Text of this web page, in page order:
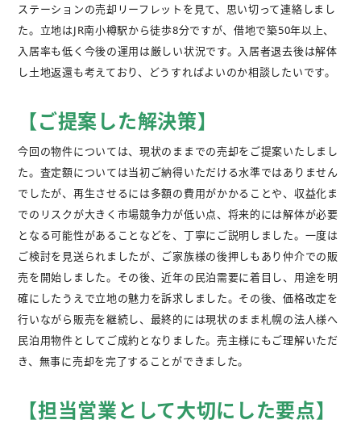
ステーションの売却リーフレットを見て、思い切って連絡しまし
た。立地はJR南小樽駅から徒歩8分ですが、借地で築50年以上、
入居率も低く今後の運用は厳しい状況です。入居者退去後は解体
し土地返還も考えており、どうすればよいのか相談したいです。
【ご提案した解決策】
今回の物件については、現状のままでの売却をご提案いたしまし
た。査定額については当初ご納得いただける水準ではありません
でしたが、再生させるには多額の費用がかかることや、収益化ま
でのリスクが大きく市場競争力が低い点、将来的には解体が必要
となる可能性があることなどを、丁寧にご説明しました。一度は
ご検討を見送られましたが、ご家族様の後押しもあり仲介での販
売を開始しました。その後、近年の民泊需要に着目し、用途を明
確にしたうえで立地の魅力を訴求しました。その後、価格改定を
行いながら販売を継続し、最終的には現状のまま札幌の法人様へ
民泊用物件としてご成約となりました。売主様にもご理解いただ
き、無事に売却を完了することができました。
【担当営業として大切にした要点】